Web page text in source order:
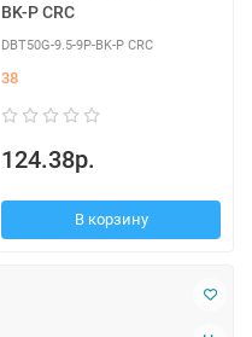
BK-P CRC
DBT50G-9.5-9P-BK-P CRC
38
124.38р.
В корзину